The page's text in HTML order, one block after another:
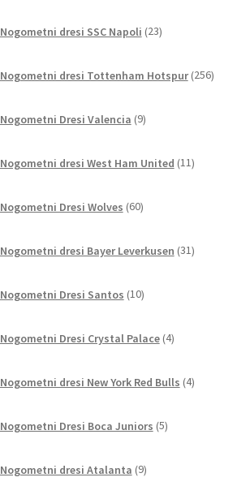
Nogometni dresi SSC Napoli 23izdelkov
Nogometni dresi Tottenham Hotspur 256
Nogometni Dresi Valencia 9izdelkov
Nogometni dresi West Ham United 11izdelkov
Nogometni Dresi Wolves 60izdelkov
Nogometni dresi Bayer Leverkusen 31izdelkov
Nogometni Dresi Santos 10izdelkov
Nogometni Dresi Crystal Palace 4izdelki
Nogometni dresi New York Red Bulls 4izdelki
Nogometni Dresi Boca Juniors 5izdelkov
Nogometni dresi Atalanta 9izdelkov